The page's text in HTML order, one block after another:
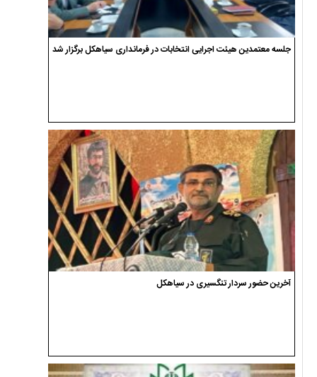
جلسه معتمدین هیئت اجرایی انتخابات در فرمانداری سیاهکل برگزار شد
آخرین حضور سردار تنگسیری در سیاهکل